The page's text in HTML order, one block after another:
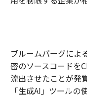
ブルームバーグによ
密のソースコードを
流出させたことが発
「生成AI」ツールの